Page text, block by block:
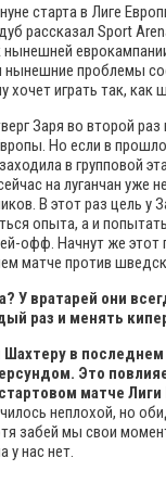
старта в Лиге
рассказал Sport
нынешние проблемы
хочет играть так, как
Заря во второй раз
Но если в
в групповой
на луганчан уже
В этот раз цель у
опыта, а и
офф. Начнут же этот
матче против
У вратарей они
раз и менять
в
Это
матче
неплохой, но
забей мы свои
у нас нет.